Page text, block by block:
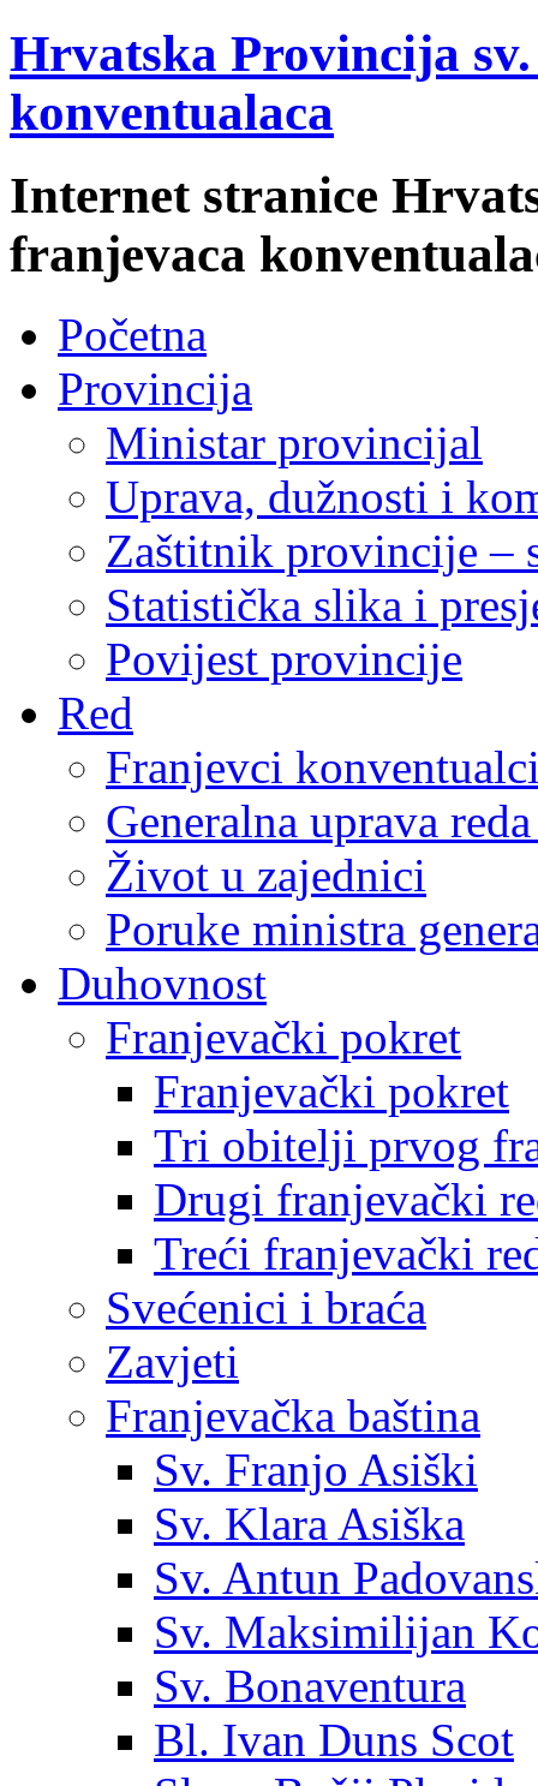
Hrvatska Provincija
konventualaca
Internet stranice
franjevaca
Početna
Provincija
Ministar provincijal
Uprava, dužnosti i
Zaštitnik provincije –
Statistička slika i
Povijest provincije
Red
Franjevci
Generalna uprava
Život u zajednici
Poruke ministra
Duhovnost
Franjevački pokret
Franjevački pokret
Tri obitelji prvog
Drugi franjevački
Treći franjevački
Svećenici i braća
Zavjeti
Franjevačka baština
Sv. Franjo Asiški
Sv. Klara Asiška
Sv. Antun
Sv. Maksimilijan
Sv. Bonaventura
Bl. Ivan Duns Scot